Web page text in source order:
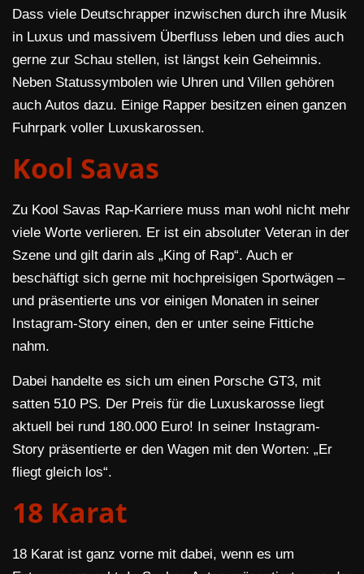
Dass viele Deutschrapper inzwischen durch ihre Musik
in Luxus und massivem Überfluss leben und dies auch
gerne zur Schau stellen, ist längst kein Geheimnis.
Neben Statussymbolen wie Uhren und Villen gehören
auch Autos dazu. Einige Rapper besitzen einen ganzen
Fuhrpark voller Luxuskarossen.
Kool Savas
Zu Kool Savas Rap-Karriere muss man wohl nicht mehr
viele Worte verlieren. Er ist ein absoluter Veteran in der
Szene und gilt darin als „King of Rap“. Auch er
beschäftigt sich gerne mit hochpreisigen Sportwägen –
und präsentierte uns vor einigen Monaten in seiner
Instagram-Story einen, den er unter seine Fittiche
nahm.
Dabei handelte es sich um einen Porsche GT3, mit
satten 510 PS. Der Preis für die Luxuskarosse liegt
aktuell bei rund 180.000 Euro! In seiner Instagram-
Story präsentierte er den Wagen mit den Worten: „Er
fliegt gleich los“.
18 Karat
18 Karat ist ganz vorne mit dabei, wenn es um